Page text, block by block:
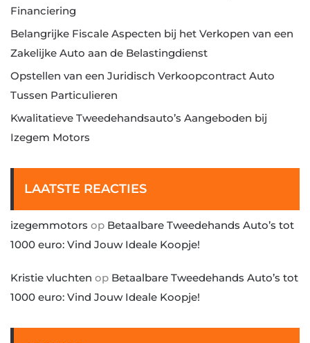
Financiering
Belangrijke Fiscale Aspecten bij het Verkopen van een
Zakelijke Auto aan de Belastingdienst
Opstellen van een Juridisch Verkoopcontract Auto
Tussen Particulieren
Kwalitatieve Tweedehandsauto’s Aangeboden bij
Izegem Motors
LAATSTE REACTIES
izegemmotors op Betaalbare Tweedehands Auto’s tot
1000 euro: Vind Jouw Ideale Koopje!
Kristie vluchten op Betaalbare Tweedehands Auto’s tot
1000 euro: Vind Jouw Ideale Koopje!